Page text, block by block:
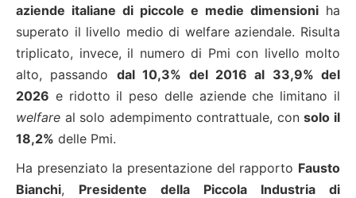
aziende italiane di piccole e medie dimensioni ha
superato il livello medio di welfare aziendale. Risulta
triplicato, invece, il numero di Pmi con livello molto
alto, passando dal 10,3% del 2016 al 33,9% del
2026 e ridotto il peso delle aziende che limitano il
welfare al solo adempimento contrattuale, consolo il
18,2% delle Pmi.
Ha presenziato la presentazione del rapporto Fausto
Bianchi, Presidente della Piccola Industria di